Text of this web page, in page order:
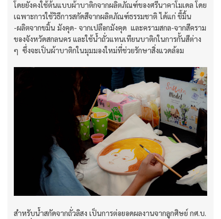
โดยยังคงใช้ต้นแบบผ้าบาติกจากผลิตภัณฑ์ของศรีนาคาโมเดล โดย
เฉพาะการใช้วิธีการสกัดสีจากผลิตภัณฑ์ธรรมชาติ ได้แก่ ขี้มิ้น
-ผลิตจากขมิ้น มังคุด- จากเปลือกมังคุด และครามสกล-จากสีคราม
ของจังหวัดสกลนคร และใช้น้ำถั่วแทนเทียนบาติกในการกั้นสีต่าง
ๆ ซึ่งจะเป็นผ้าบาติกในมุมมองใหม่ที่ช่วยรักษาสิ่งแวดล้อม
สำหรับน้ำสกัดจากถั่วลิสง เป็นการต่อยอดผลงานจากลูกศิษย์ กศ.บ.